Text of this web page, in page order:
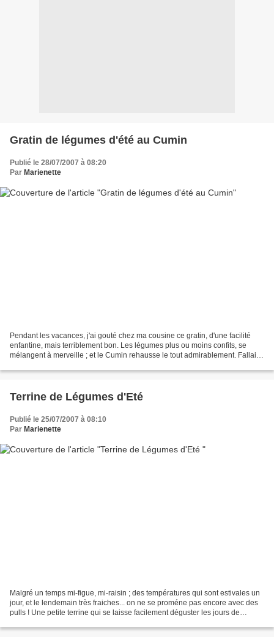
Gratin de légumes d'été au Cumin
Publié le 28/07/2007 à 08:20
Par Marienette
Pendant les vacances, j'ai gouté chez ma cousine ce gratin, d'une facilité
enfantine, mais terriblement bon. Les légumes plus ou moins confits, se
mélangent à merveille ; et le Cumin rehausse le tout admirablement. Fallait
Terrine de Légumes d'Eté
Publié le 25/07/2007 à 08:10
Par Marienette
Malgré un temps mi-figue, mi-raisin ; des températures qui sont estivales un
jour, et le lendemain très fraiches... on ne se proméne pas encore avec des
pulls ! Une petite terrine qui se laisse facilement déguster les jours de